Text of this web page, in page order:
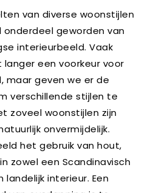
van diverse woonstijlen
onderdeel geworden van
interieurbeeld. Vaak
een voorkeur voor
maar geven we er de
verschillende stijlen te
zoveel woonstijlen zijn
onvermijdelijk.
het gebruik van hout,
zowel een Scandinavisch
landelijk interieur. Een